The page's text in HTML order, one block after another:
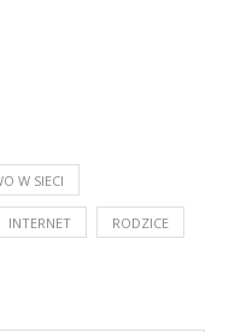
W SIECI
INTERNET RODZICE